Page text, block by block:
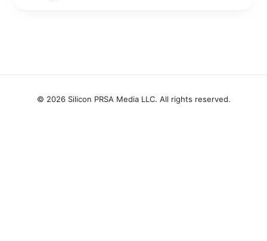
© 2026 Silicon PRSA Media LLC. All rights reserved.